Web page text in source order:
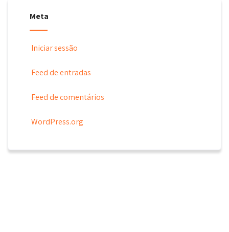
Meta
Iniciar sessão
Feed de entradas
Feed de comentários
WordPress.org